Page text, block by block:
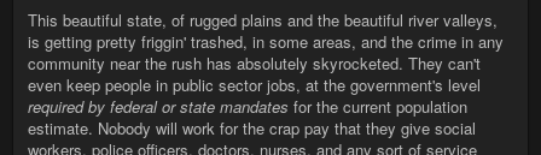
This beautiful state, of rugged plains and the beautiful river valleys,
is getting pretty friggin' trashed, in some areas, and the crime in any
community near the rush has absolutely skyrocketed. They can't
even keep people in public sector jobs, at the government's level
required by federal or state mandates for the current population
estimate. Nobody will work for the crap pay that they give social
workers, police officers, doctors, nurses, and any sort of service